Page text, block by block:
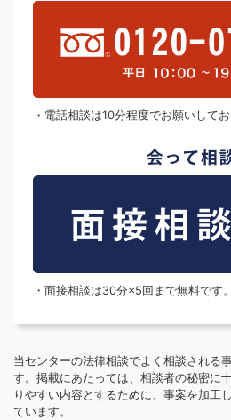
・電話相談は10分程度でお願いしてお
・面接相談は30分×5回まで無料です。
当センターの法律相談でよく相談される
す。掲載にあたっては、相談者の秘密に
りやすい内容とするために、事案を加工
ています。